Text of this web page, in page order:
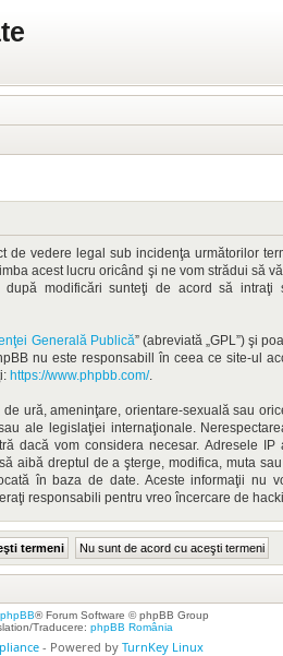
de vedere legal sub incidenţa următorilor
acest lucru oricând şi ne vom strădui să
modificări sunteţi de acord să
Generală Publică” (abreviată „GPL”) şi
nu este responsabill în ceea ce site-ul
https://www.phpbb.com/.
ură, ameninţare, orientare-sexuală sau
ale legislaţiei internaţionale.
dacă vom considera necesar. Adresele
aibă dreptul de a şterge, modifica, muta
în baza de date. Aceste informaţii nu
responsabili pentru vreo încercare de
phpBB® Forum Software © phpBB Group
Traducere: phpBB România
- Powered by TurnKey Linux